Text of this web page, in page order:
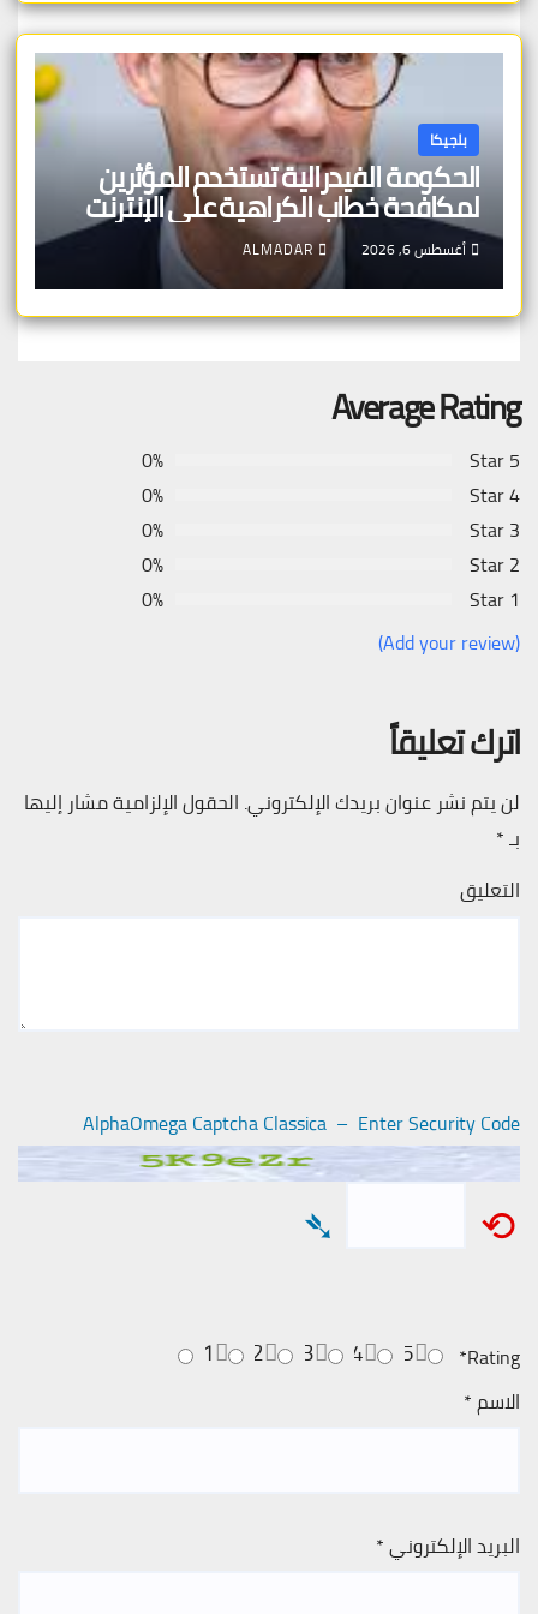
بلجيكا
الحكومة الفيدرالية تستخدم المؤثرين
لمكافحة خطاب الكراهية على الإنترنت
أغسطس 6, 2026 ALMADAR
Average Rating
5 Star
0%
4 Star
0%
3 Star
0%
2 Star
0%
1 Star
0%
(Add your review)
اترك تعليقاً
لن يتم نشر عنوان بريدك الإلكتروني. الحقول الإلزامية مشار إليها
بـ*
التعليق
AlphaOmega Captcha Classica – Enter Security Code
⟲
➴
Rating
*
5
4
3
2
1
الاسم*
البريد الإلكتروني*